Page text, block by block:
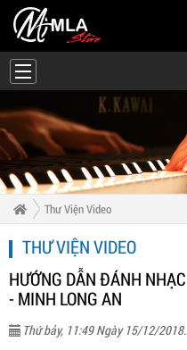
Thư Viện Video
THƯ VIỆN VIDEO
HƯỚNG DẪN ĐÁNH
- MINH LONG AN
Thứ bảy, 11:49 Ngày 15/12/2018.